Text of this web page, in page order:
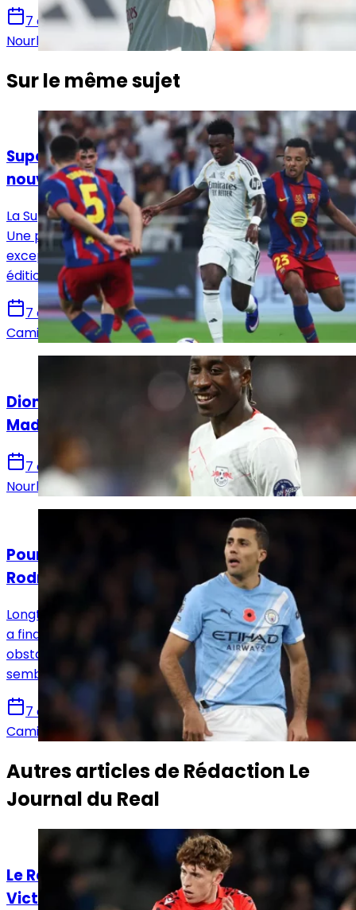
7 août 2026
Nourhane Haroui
Sur le même sujet
Actualités
Supercoupe d’Espagne 2027 : Istanbul, la
nouvelle destination envisagée par la RFEF
La Supercoupe d’Espagne 2027 se disputera à Istanbul.
Une première pour la compétition, qui quittera
exceptionnellement l’Arabie saoudite pour cette
édition.
7 août 2026
Camille Santos
Diomandé après sa signature au Real
Madrid : « Ce n’est que le début »
7 août 2026
Nourhane Haroui
Pourquoi le Real Madrid a perdu le dossier
Rodri ?
Longtemps en pole position pour Rodri, le Real Madrid
a finalement vu le Barça inverser la tendance. Plusieurs
obstacles ont freiné les Merengue dans un dossier qui
semblait pourtant leur être destiné.
7 août 2026
Camille Santos
Autres articles deRédaction Le
Journal du Real
Le Real Madrid face à un dilemme pour
Victor Muñoz